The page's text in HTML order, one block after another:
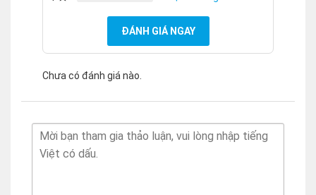
ĐÁNH GIÁ NGAY
Chưa có đánh giá nào.